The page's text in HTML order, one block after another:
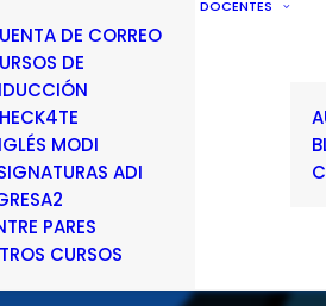
DE CORREO
DE
MODI
ADI
PARES
CURSOS
DOCENTES